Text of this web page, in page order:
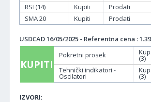
RSI (14)
Kupiti Prodati
SMA 20
Kupiti Prodati
USDCAD 16/05/2025 - Referentna cena :
KUPITI
Pokretni prosek (3)
Tehnički indikatori -
Oscilatori (3)
IZVORI: